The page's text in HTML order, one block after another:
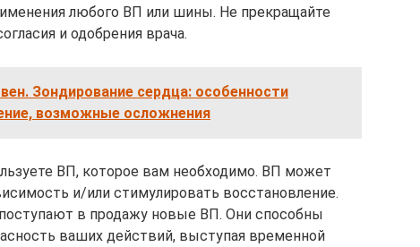
любого ВП или шины. Не прекращайте
и одобрения врача.
Зондирование сердца: особенности
возможные осложнения
ВП, которое вам необходимо. ВП может
и/или стимулировать восстановление.
в продажу новые ВП. Они способны
ваших действий, выступая временной